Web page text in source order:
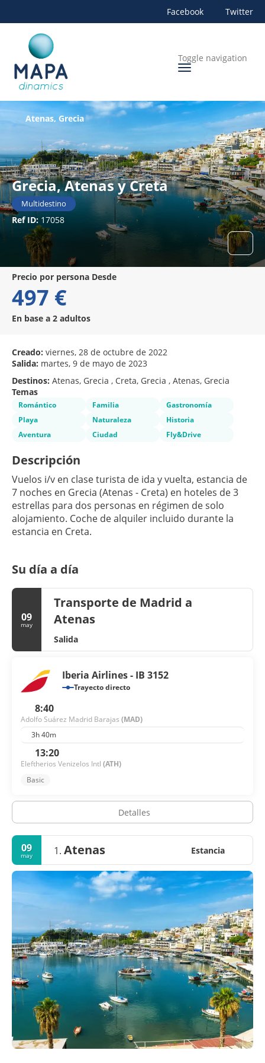
Facebook Twitter
Toggle navigation
Grecia, Atenas y Creta
Multidestino
Ref ID: 17058
Atenas, Grecia
precio por persona Desde
497 €
En base a 2 adultos
Creado: viernes, 28 de octubre de 2022
Salida: martes, 9 de mayo de 2023
Destinos: Atenas, Grecia , Creta, Grecia , Atenas, Grecia
Temas
Romántico Familia
Gastronomía
Playa
Naturaleza
Historia
Aventura
Ciudad Fly&Drive
Descripción
Vuelos i/v en clase turista de ida y vuelta, estancia de
7 noches en Grecia (Atenas - Creta) en hoteles de 3
estrellas para dos personas en régimen de solo
alojamiento. Coche de alquiler incluido durante la
estancia en Creta.
Su día a día
09
may
Transporte de Madrid a
Atenas
Salida
Iberia Airlines - IB 3152
Trayecto directo
8:40
Adolfo Suárez Madrid Barajas (MAD)
3h 40m
13:20
Eleftherios Venizelos Intl (ATH)
Basic
Detalles
09
may 1. Atenas Estancia